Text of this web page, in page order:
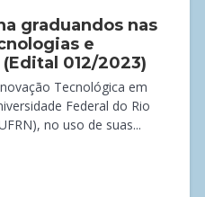
graduandos nas
e
012/2023)
Tecnológica em
Federal do Rio
no uso de suas...